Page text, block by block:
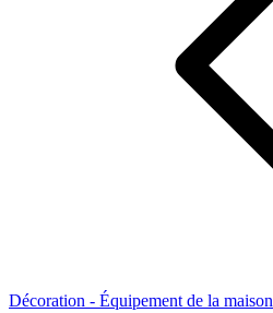
Décoration - Équipement de la maison